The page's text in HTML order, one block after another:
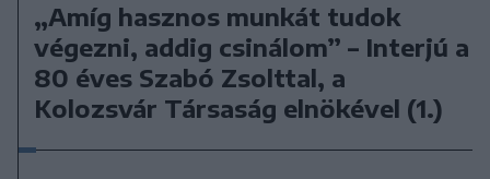
„Amíg hasznos munkát tudok
végezni, addig csinálom” – Interjú a
80 éves Szabó Zsolttal, a
Kolozsvár Társaság elnökével (1.)